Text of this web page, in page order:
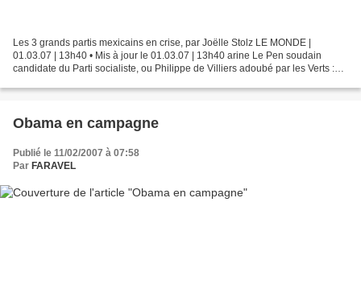
Les 3 grands partis mexicains en crise, par Joëlle Stolz LE MONDE |
01.03.07 | 13h40 • Mis à jour le 01.03.07 | 13h40 arine Le Pen soudain
candidate du Parti socialiste, ou Philippe de Villiers adoubé par les Verts :
Obama en campagne
Publié le 11/02/2007 à 07:58
Par FARAVEL